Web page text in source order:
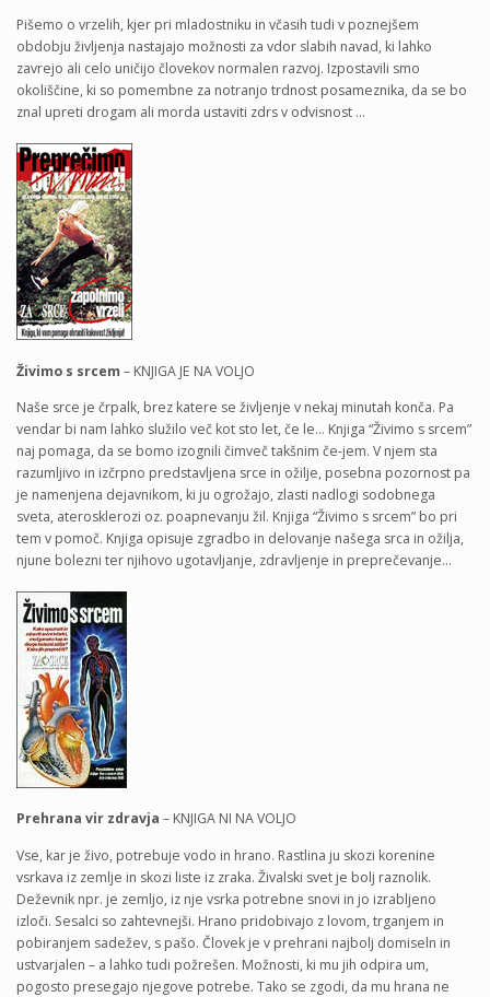
Pišemo o vrzelih, kjer pri mladostniku in včasih tudi v poznejšem
obdobju življenja nastajajo možnosti za vdor slabih navad, ki lahko
zavrejo ali celo uničijo človekov normalen razvoj. Izpostavili smo
okoliščine, ki so pomembne za notranjo trdnost posameznika, da se bo
znal upreti drogam ali morda ustaviti zdrs v odvisnost …
Živimo s srcem– KNJIGA JE NA VOLJO
Naše srce je črpalk, brez katere se življenje v nekaj minutah konča. Pa
vendar bi nam lahko služilo več kot sto let, če le… Knjiga “Živimo s srcem”
naj pomaga, da se bomo izognili čimveč takšnim če-jem. V njem sta
razumljivo in izčrpno predstavljena srce in ožilje, posebna pozornost pa
je namenjena dejavnikom, ki ju ogrožajo, zlasti nadlogi sodobnega
sveta, aterosklerozi oz. poapnevanju žil. Knjiga “Živimo s srcem” bo pri
tem v pomoč. Knjiga opisuje zgradbo in delovanje našega srca in ožilja,
njune bolezni ter njihovo ugotavljanje, zdravljenje in preprečevanje…
Prehrana vir zdravja – KNJIGA NI NA VOLJO
Vse, kar je živo, potrebuje vodo in hrano. Rastlina ju skozi korenine
vsrkava iz zemlje in skozi liste iz zraka. Živalski svet je bolj raznolik.
Deževnik npr. je zemljo, iz nje vsrka potrebne snovi in jo izrabljeno
izloči. Sesalci so zahtevnejši. Hrano pridobivajo z lovom, trganjem in
pobiranjem sadežev, s pašo. Človek je v prehrani najbolj domiseln in
ustvarjalen – a lahko tudi požrešen. Možnosti, ki mu jih odpira um,
pogosto presegajo njegove potrebe. Tako se zgodi, da mu hrana ne